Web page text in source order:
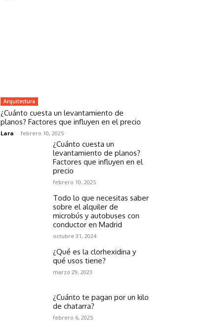
Arquitectura
¿Cuánto cuesta un levantamiento de
planos? Factores que influyen en el precio
Lara - febrero 10, 2025
¿Cuánto cuesta un
levantamiento de planos?
Factores que influyen en el
precio
febrero 10, 2025
Todo lo que necesitas saber
sobre el alquiler de
microbús y autobuses con
conductor en Madrid
octubre 31, 2024
¿Qué es la clorhexidina y
qué usos tiene?
marzo 29, 2023
¿Cuánto te pagan por un kilo
de chatarra?
febrero 6, 2025